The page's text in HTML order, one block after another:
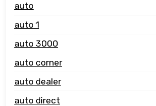
auto
auto 1
auto 3000
auto corner
auto dealer
auto direct